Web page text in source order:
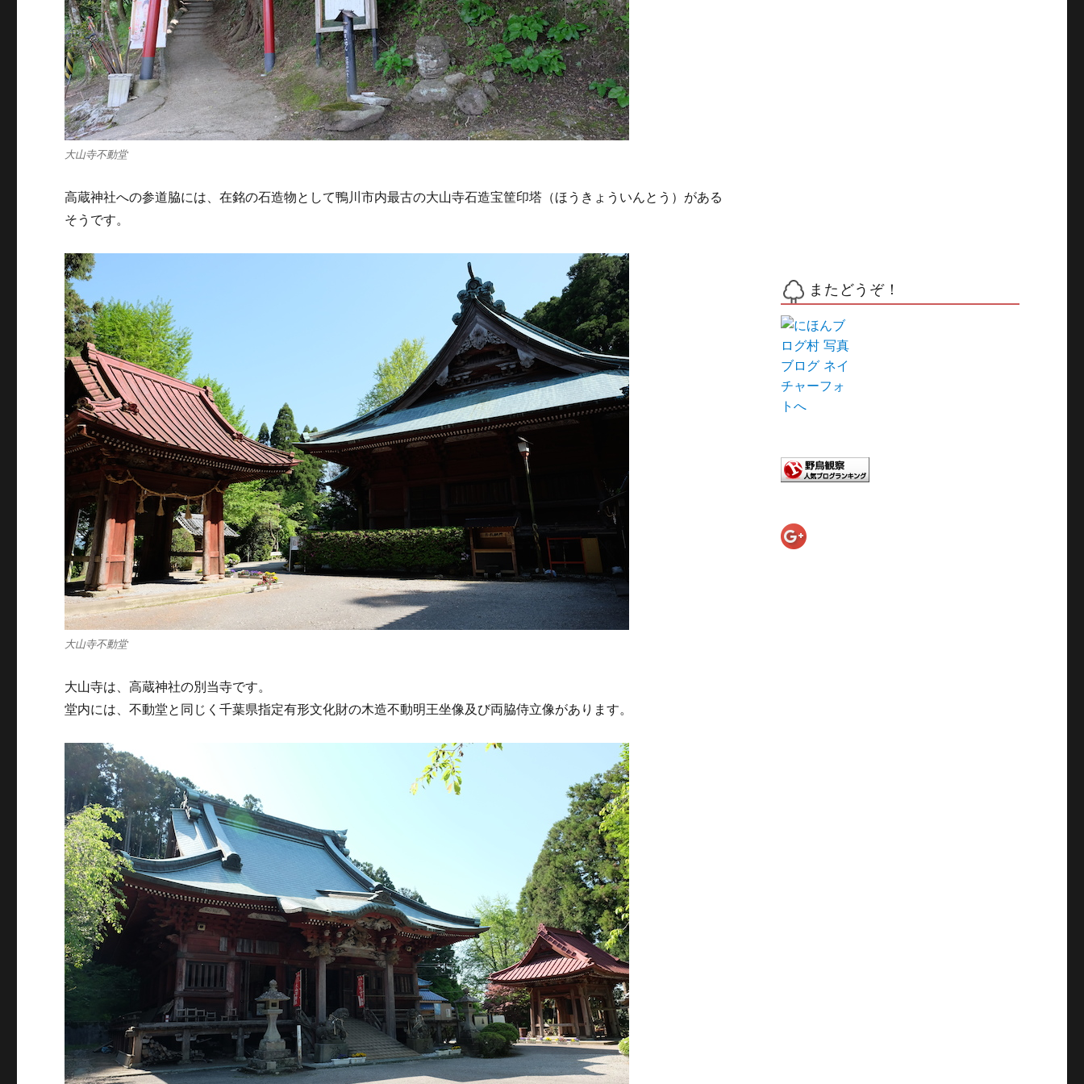
大山寺不動堂
高蔵神社への参道脇には、在銘の石造物として鴨川市内最古の大山寺石造宝筐印塔（ほうきょういんとう）がある
そうです。
大山寺不動堂
大山寺は、高蔵神社の別当寺です。
堂内には、不動堂と同じく千葉県指定有形文化財の木造不動明王坐像及び両脇侍立像があります。
またどうぞ！